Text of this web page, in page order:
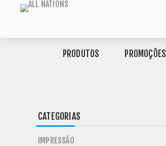
PRODUTOS PROMOÇÕES
CATEGORIAS
IMPRESSÃO